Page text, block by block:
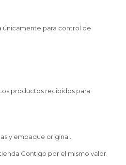
únicamente para control de
productos recibidos para
y empaque original.
Contigo por el mismo valor.